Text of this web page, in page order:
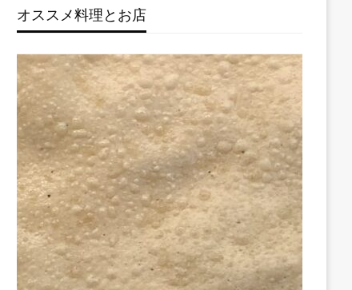
イ
ブ
オススメ料理とお店